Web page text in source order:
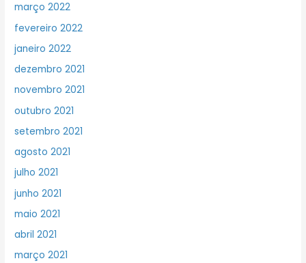
março 2022
fevereiro 2022
janeiro 2022
dezembro 2021
novembro 2021
outubro 2021
setembro 2021
agosto 2021
julho 2021
junho 2021
maio 2021
abril 2021
março 2021